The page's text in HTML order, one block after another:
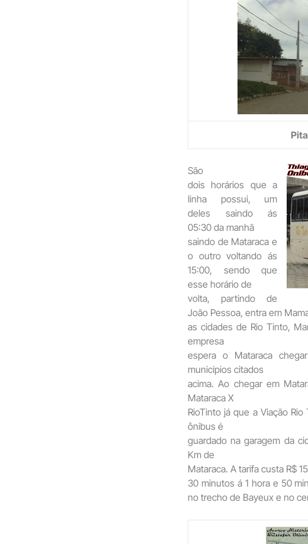
São
dois horários que a
linha possui, um
deles saindo ás
05:30 da manhã
saindo de Mataraca e
o outro voltando ás
15:00, sendo que
esse horário de
volta, partindo de
João Pessoa, entra em
as cidades de Rio Tinto,
empresa
espera o Mataraca
municípios citados
acima. Ao chegar em
Mataraca X
RioTinto já que a Viação
ônibus é
guardado na garagem da
Km de
Mataraca. A tarifa custa R$
30 minutos á 1 hora e 50
no trecho de Bayeux e no